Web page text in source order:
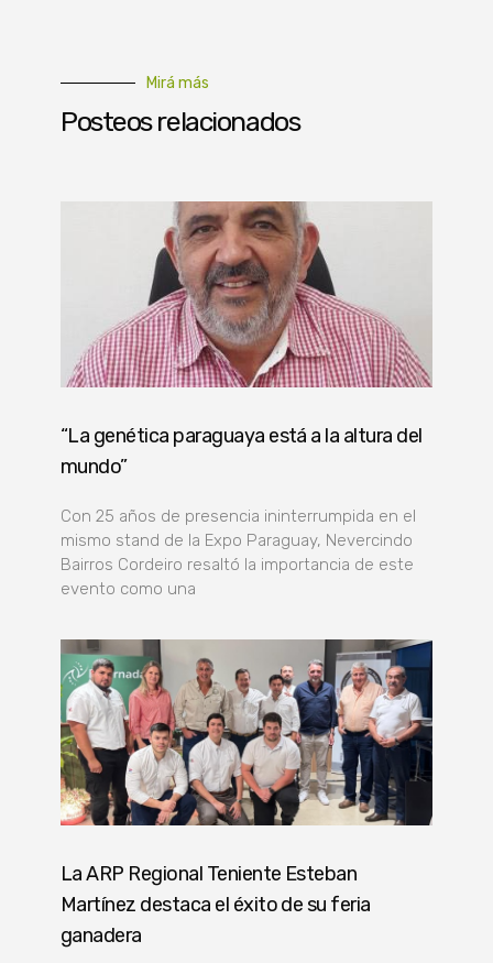
Mirá más
Posteos relacionados
“La genética paraguaya está a la altura del
mundo”
Con 25 años de presencia ininterrumpida en el
mismo stand de la Expo Paraguay, Nevercindo
Bairros Cordeiro resaltó la importancia de este
evento como una
La ARP Regional Teniente Esteban
Martínez destaca el éxito de su feria
ganadera